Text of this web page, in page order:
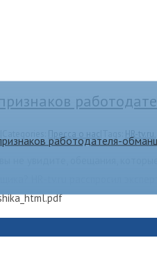
работодателя-
Пресса о нас HR-tv.ru
не увидите, обещания,
HR-tv.ru расспросил